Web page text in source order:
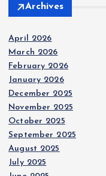
Archives
April 2026
March 2026
February 2026
January 2026
December 2025
November 2025
October 2025
September 2025
August 2025
July 2025